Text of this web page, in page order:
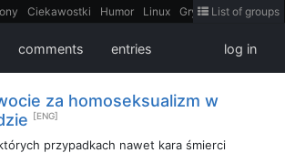
Ciekawostki Humor Linux Gry
Teh
Sugestie FotoHistoria
Truelolcontent
FilmyDokumentalne
Android itt Tradycyjne gry
List of groups
comments entries log in
za homoseksualizm w
[ENG]
przypadkach nawet kara śmierci